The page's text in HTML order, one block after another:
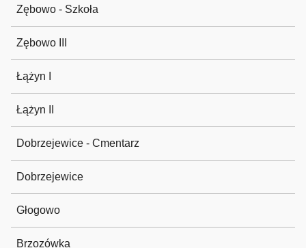
Zębowo - Szkoła
Zębowo III
Łążyn I
Łążyn II
Dobrzejewice - Cmentarz
Dobrzejewice
Głogowo
Brzozówka